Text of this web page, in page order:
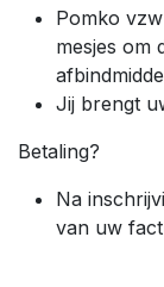
Pomko
mesjes om
Jij brengt
Betaling?
Na
van uw